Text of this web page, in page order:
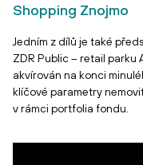
Shopping Znojmo
Jedním z dílů je také
ZDR Public – retail parku
akvírován na konci
klíčové parametry
v rámci portfolia fondu.